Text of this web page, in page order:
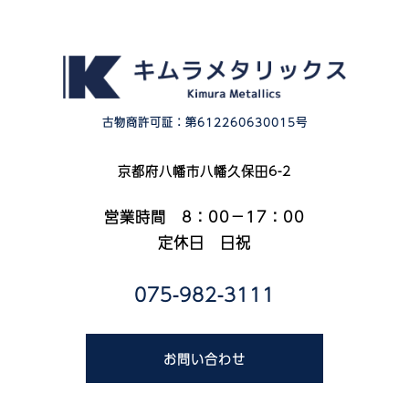
古物商許可証：第612260630015号
京都府八幡市八幡久保田6-2
営業時間 8：00－17：00
定休日 日祝
075-982-3111
お問い合わせ